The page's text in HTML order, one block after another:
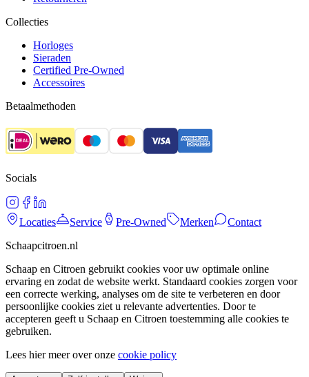
Collecties
Horloges
Sieraden
Certified Pre-Owned
Accessoires
Betaalmethoden
Socials
Locaties Service Pre-Owned Merken
Contact
Schaapcitroen.nl
Schaap en Citroen gebruikt cookies voor uw optimale online
ervaring en zodat de website werkt. Standaard cookies zorgen voor
een correcte werking, analyses om de site te verbeteren en door
persoonlijke cookies ziet u relevante advertenties. Door te
accepteren geeft u Schaap en Citroen toestemming alle cookies te
gebruiken.
Lees hier meer over onze cookie policy